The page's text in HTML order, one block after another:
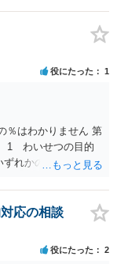
していない限り、一
性が生じるにすぎま
は思えませんし、名
定多数への公開に
容をｃｈａｔｇｐｔ
個人や会社の特定
込んだとして
とはないでしょう。
役にたった 1
％はわかりません 第
1 わいせつの目的
ずれかの行為をした
限る。）は、一年以
威迫し、偽計を用
たにもかかわらず、
益を供与し、又は
。 2前項の罪を犯
応の相談
役にたった 2